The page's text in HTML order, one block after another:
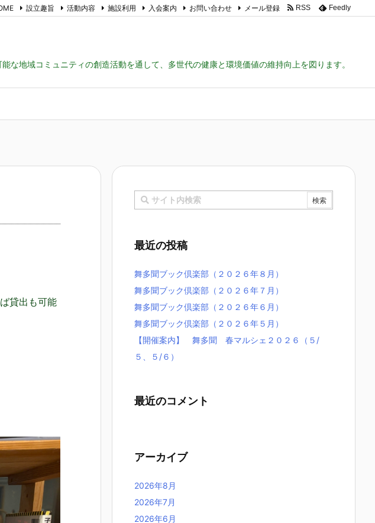
地域コミュニティの創造活動を通して、多世代の健康と環境価値の維持向上を図ります。
設立趣旨 活動内容 施設利用 入会案内 お問い合わせ メール登録 RSS Feedly
貸出も可能
最近の投稿
舞多聞ブック倶楽部（２０２６年８月）
舞多聞ブック倶楽部（２０２６年７月）
舞多聞ブック倶楽部（２０２６年６月）
舞多聞ブック倶楽部（２０２６年５月）
【開催案内】 舞多聞 春マルシェ２０２６（５/
５、５/６）
最近のコメント
アーカイブ
2026年8月
2026年7月
2026年6月